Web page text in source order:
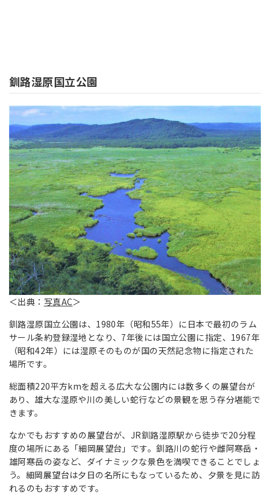
釧路湿原国立公園
＜出典： 写真AC＞
釧路湿原国立公園は、1980年（昭和55年）に日本で最初のラム
サール条約登録湿地となり、7年後には国立公園に指定、1967年
（昭和42年）には湿原そのものが国の天然記念物に指定された
場所です。
総面積220平方kmを超える広大な公園内には数多くの展望台が
あり、雄大な湿原や川の美しい蛇行などの景観を思う存分堪能で
きます。
なかでもおすすめの展望台が、JR釧路湿原駅から徒歩で20分程
度の場所にある「細岡展望台」です。釧路川の蛇行や雌阿寒岳・
雄阿寒岳の姿など、ダイナミックな景色を満喫できることでしょ
う。細岡展望台は夕日の名所にもなっているため、夕景を見に訪
れるのもおすすめです。